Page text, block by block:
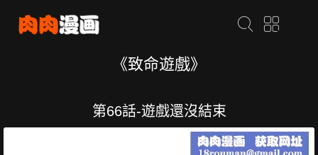
《致命遊戲》
第66話-遊戲還沒結束